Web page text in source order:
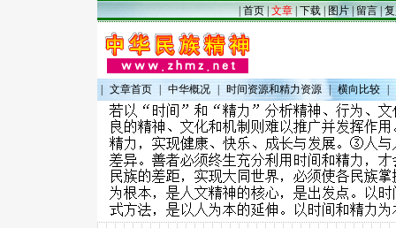
|首页|文章|下载| 图片|留言|
文章首页 中华概况 时间资源和精力资源 | 横向比较